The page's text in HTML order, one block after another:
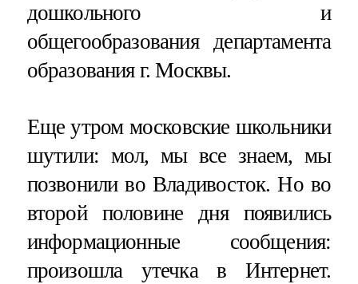
дошкольного и
общегообразования департамента
образования г. Москвы.
Еще утром московские школьники
шутили: мол, мы все знаем, мы
позвонили во Владивосток. Но во
второй половине дня появились
информационные сообщения:
произошла утечка в Интернет.